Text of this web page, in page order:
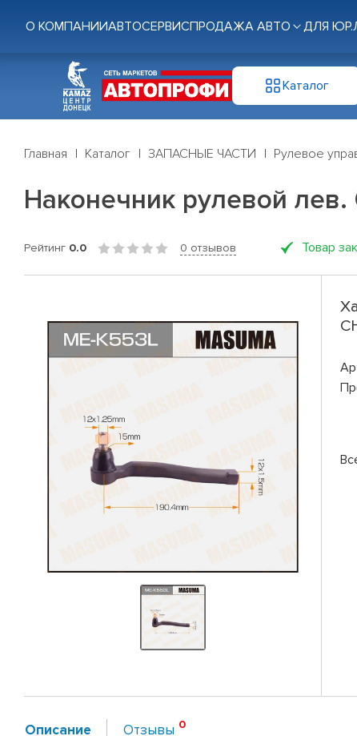
О КОМПАНИИАВТОСЕРВИСПРОДАЖА АВТО ДЛЯ
Каталог
Главная Каталог ЗАПАСНЫЕ ЧАСТИ Рулевое
Наконечник рулевой лев.
Рейтинг 0.0 0 отзывов Товар
Описание Отзывы